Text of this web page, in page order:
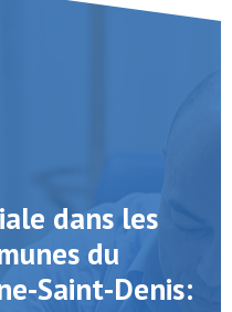
dans les
du
Saint-Denis: